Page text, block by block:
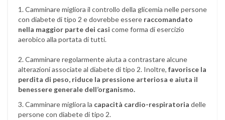
1. Camminare migliora il controllo della glicemia nelle persone
con diabete di tipo 2 e dovrebbe essere raccomandato
nella maggior parte dei casi come forma di esercizio
aerobico alla portata di tutti.
2. Camminare regolarmente aiuta a contrastare alcune
alterazioni associate al diabete di tipo 2. Inoltre, favorisce la
perdita di peso, riduce la pressione arteriosa e aiuta il
benessere generale dell’organismo.
3. Camminare migliora la capacità cardio-respiratoria delle
persone con diabete di tipo 2.